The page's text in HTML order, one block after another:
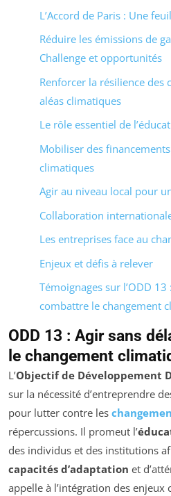
L’Accord de Paris : Une
Réduire les émissions de
Challenge et opportunités
Renforcer la résilience des
aléas climatiques
Le rôle essentiel de
Mobiliser des
climatiques
Agir au niveau local pour
Collaboration
Les entreprises face au
Enjeux et défis à relever
Témoignages sur l’ODD
combattre le changement
ODD 13 : Agir sans
le changement
L’Objectif de Développement
sur la nécessité d’entreprendre
pour lutter contre les
répercussions. Il promeut l’
des individus et des institutions
capacités d’adaptation et
appelle à l’intégration des enjeux